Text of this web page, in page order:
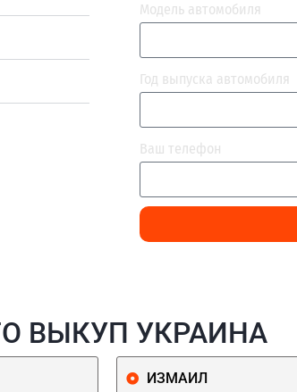
Модель автомобиля
Год выпуска автомобиля
Ваш телефон
ВЫКУП УКРАИНА
ИЗМАИЛ